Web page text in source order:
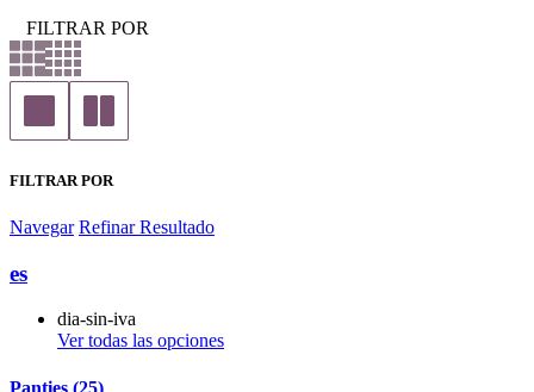
FILTRAR POR
FILTRAR POR
Navegar Refinar Resultado
es
dia-sin-iva
Ver todas las opciones
Panties (25)